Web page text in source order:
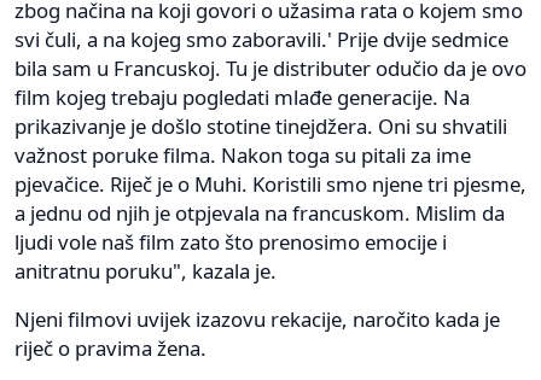
zbog načina na koji govori o užasima rata o kojem smo
svi čuli, a na kojeg smo zaboravili.' Prije dvije sedmice
bila sam u Francuskoj. Tu je distributer odučio da je ovo
film kojeg trebaju pogledati mlađe generacije. Na
prikazivanje je došlo stotine tinejdžera. Oni su shvatili
važnost poruke filma. Nakon toga su pitali za ime
pjevačice. Riječ je o Muhi. Koristili smo njene tri pjesme,
a jednu od njih je otpjevala na francuskom. Mislim da
ljudi vole naš film zato što prenosimo emocije i
anitratnu poruku", kazala je.
Njeni filmovi uvijek izazovu rekacije, naročito kada je
riječ o pravima žena.